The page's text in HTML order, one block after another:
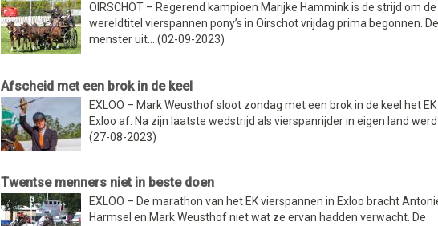
OIRSCHOT – Regerend kampioen Marijke Hammink is de strijd om de
wereldtitel vierspannen pony’s in Oirschot vrijdag prima begonnen. De
menster uit... (02-09-2023)
Afscheid met een brok in de keel
EXLOO – Mark Weusthof sloot zondag met een brok in de keel het EK
Exloo af. Na zijn laatste wedstrijd als vierspanrijder in eigen land werd
(27-08-2023)
Twentse menners niet in beste doen
EXLOO – De marathon van het EK vierspannen in Exloo bracht
Harmsel en Mark Weusthof niet wat ze ervan hadden verwacht. De